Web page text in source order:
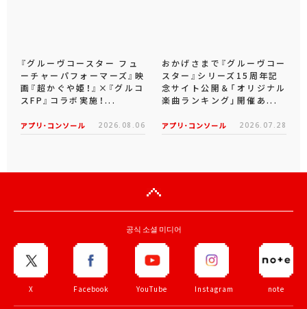
『グルーヴコースター フュ
ーチャーパフォーマーズ』映
画『超かぐや姫！』×『グルコ
スFP』コラボ実施！...
アプリ･コンソール 2026.08.06
おかげさまで『グルーヴコー
スター』シリーズ15周年記
念サイト公開＆「オリジナル
楽曲ランキング」開催あ...
アプリ･コンソール 2026.07.28
공식 소셜 미디어
X Facebook YouTube Instagram note